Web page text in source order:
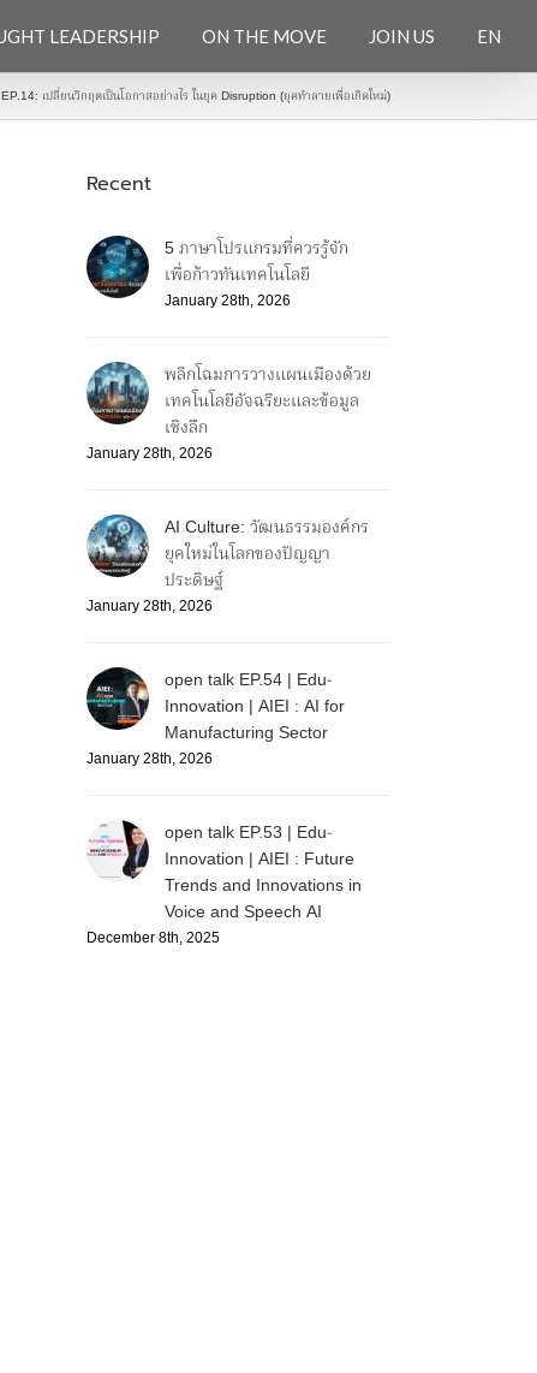
LEADERSHIP ON THE MOVE JOIN US EN
เปลี่ยนวิกฤตเป็นโอกาสอย่างไร ในยุค Disruption (ยุคทำลายเพื่อเกิดใหม่)
Recent
5 ภาษาโปรแกรมที่ควรรู้จัก
เพื่อก้าวทันเทคโนโลยี
January 28th, 2026
พลิกโฉมการวางแผนเมืองด้วย
เทคโนโลยีอัจฉริยะและข้อมูล
เชิงลึก
January 28th, 2026
AI Culture: วัฒนธรรมองค์กร
ยุคใหม่ในโลกของปัญญา
ประดิษฐ์
January 28th, 2026
open talk EP.54 | Edu-
Innovation | AIEI : AI for
Manufacturing Sector
January 28th, 2026
open talk EP.53 | Edu-
Innovation | AIEI : Future
Trends and Innovations in
Voice and Speech AI
December 8th, 2025